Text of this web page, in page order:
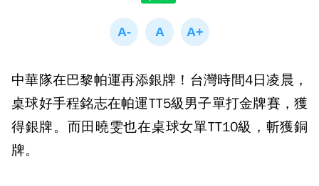
中華隊在巴黎帕運再添銀牌！台灣時間4日凌晨，
桌球好手程銘志在帕運TT5級男子單打金牌賽，獲
得銀牌。而田曉雯也在桌球女單TT10級，斬獲銅
牌。